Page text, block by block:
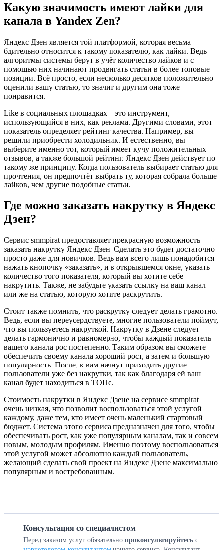
Какую значимость имеют лайки для
канала в Yandex Zen?
Яндекс Дзен является той платформой, которая весьма
бдительно относится к такому показателю, как лайки. Ведь
алгоритмы системы берут в учёт количество лайков и с
помощью них начинают продвигать статьи в более топовые
позиции. Всё просто, если несколько десятков положительно
оценили вашу статью, то значит и другим она тоже
понравится.
Like в социальных площадках – это инструмент,
использующийся в них, как реклама. Другими словами, этот
показатель определяет рейтинг качества. Например, вы
решили приобрести холодильник. И естественно, вы
выберите именно тот, который имеет кучу положительных
отзывов, а также большой рейтинг. Яндекс Дзен действует по
такому же принципу. Когда пользователь выбирает статью для
прочтения, он предпочтёт выбрать ту, которая собрала больше
лайков, чем другие подобные статьи.
Где можно заказать накрутку в Яндекс
Дзен?
Сервис smmpirat предоставляет прекрасную возможность
заказать накрутку Яндекс Дзен. Сделать это будет достаточно
просто даже для новичков. Ведь вам всего лишь понадобится
нажать кнопочку «заказать», и в открывшемся окне, указать
количество того показателя, который вы хотите себе
накрутить. Также, не забудьте указать ссылку на ваш канал
или же на статью, которую хотите раскрутить.
Стоит также помнить, что раскрутку следует делать грамотно.
Ведь, если вы переусердствуете, многие пользователи поймут,
что вы пользуетесь накруткой. Накрутку в Дзене следует
делать гармонично и равномерно, чтобы каждый показатель
вашего канала рос постепенно. Таким образом вы сможете
обеспечить своему канала хороший рост, а затем и большую
популярность. После, к вам начнут приходить другие
пользователи уже без накрутки, так как благодаря ей ваш
канал будет находиться в ТОПе.
Стоимость накрутки в Яндекс Дзене на сервисе smmpirat
очень низкая, что позволит воспользоваться этой услугой
каждому, даже тем, кто имеет очень маленький стартовый
бюджет. Система этого сервиса предназначен для того, чтобы
обеспечивать рост, как уже популярным каналам, так и совсем
новым, молодым профилям. Именно поэтому воспользоваться
этой услугой может абсолютно каждый пользователь,
желающий сделать свой проект на Яндекс Дзене максимально
популярным и востребованным.
Консультация со специалистом
Перед заказом услуг обязательно проконсультируйтесь с